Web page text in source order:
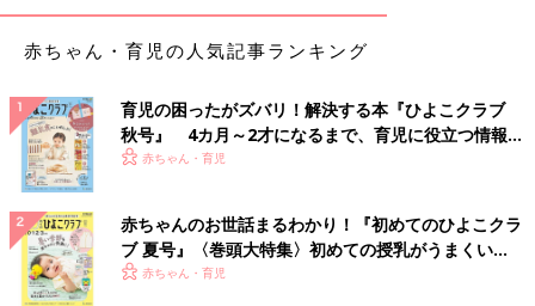
赤ちゃん・育児の人気記事ランキング
育児の困ったがズバリ！解決する本『ひよこクラブ
秋号』 4カ月～2才になるまで、育児に役立つ情報が
いっぱい！
赤ちゃん・育児
赤ちゃんのお世話まるわかり！『初めてのひよこクラ
ブ 夏号』〈巻頭大特集〉初めての授乳がうまくい
く！ おっぱい・ミルクの基本と夏のトラブル 解決テ
赤ちゃん・育児